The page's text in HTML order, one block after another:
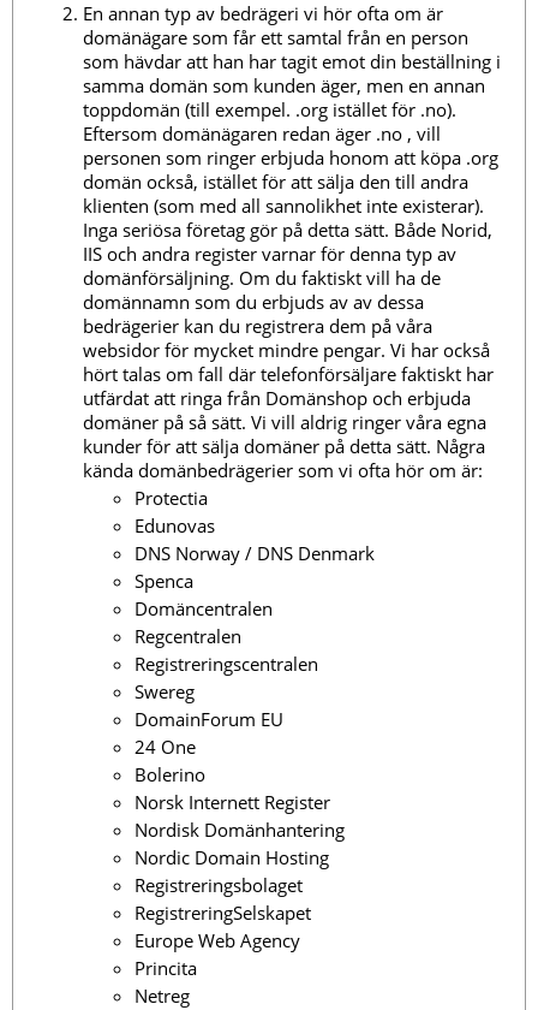
En annan typ av bedrägeri vi hör ofta om är
domänägare som får ett samtal från en person
som hävdar att han har tagit emot din beställning i
samma domän som kunden äger, men en annan
toppdomän (till exempel. .org istället för .no).
Eftersom domänägaren redan äger .no , vill
personen som ringer erbjuda honom att köpa .org
domän också, istället för att sälja den till andra
klienten (som med all sannolikhet inte existerar).
Inga seriösa företag gör på detta sätt. Både Norid,
IIS och andra register varnar för denna typ av
domänförsäljning. Om du faktiskt vill ha de
domännamn som du erbjuds av av dessa
bedrägerier kan du registrera dem på våra
websidor för mycket mindre pengar. Vi har också
hört talas om fall där telefonförsäljare faktiskt har
utfärdat att ringa från Domänshop och erbjuda
domäner på så sätt. Vi vill aldrig ringer våra egna
kunder för att sälja domäner på detta sätt. Några
kända domänbedrägerier som vi ofta hör om är:
Protectia
Edunovas
DNS Norway / DNS Denmark
Spenca
Domäncentralen
Regcentralen
Registreringscentralen
Swereg
DomainForum EU
24 One
Bolerino
Norsk Internett Register
Nordisk Domänhantering
Nordic Domain Hosting
Registreringsbolaget
RegistreringSelskapet
Europe Web Agency
Princita
Netreg